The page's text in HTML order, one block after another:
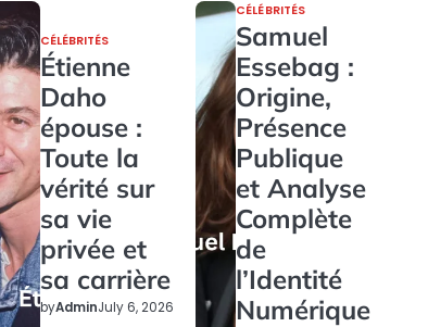
CÉLÉBRITÉS
Étienne
Daho
épouse :
Toute la
vérité sur
sa vie
privée et
sa carrière
byAdminJuly 6, 2026
CÉLÉBRITÉS
Samuel
Essebag :
Origine,
Présence
Publique
et Analyse
Complète
de
l’Identité
Numérique